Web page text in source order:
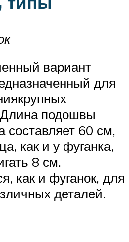
вариант
для
подошвы
составляет 60 см,
как и у фуганка,
8 см.
как и фуганок, для
деталей.